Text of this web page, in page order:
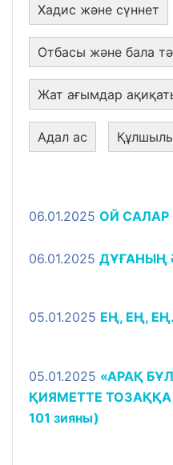
Хадис және сүннет
Отбасы және бала
Жат ағымдар
Адал ас
06.01.2025 ОЙ САЛАР
06.01.2025 ДҰҒАНЫҢ
05.01.2025 ЕҢ, ЕҢ,
05.01.2025 «АРАҚ
ҚИЯМЕТТЕ ТОЗАҚҚА
101 зияны)